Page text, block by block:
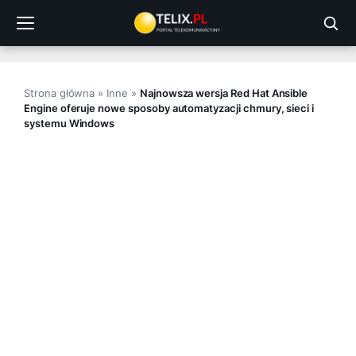
treści
Strona główna » Inne » Najnowsza wersja Red Hat Ansible
Engine oferuje nowe sposoby automatyzacji chmury, sieci i
systemu Windows